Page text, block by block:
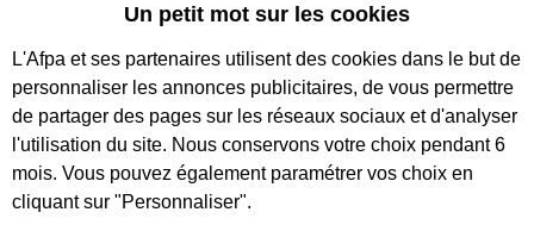
CODES
MAÇON DU BÂTI ANCIEN -
CONTRAT EN ALTERNANCE
Un petit mot sur les cookies
L'Afpa et ses partenaires utilisent des cookies dans le but de
personnaliser les annonces publicitaires, de vous permettre
de partager des pages sur les réseaux sociaux et d'analyser
l'utilisation du site. Nous conservons votre choix pendant 6
mois. Vous pouvez également paramétrer vos choix en
cliquant sur "Personnaliser".